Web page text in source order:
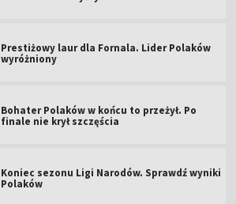
Prestiżowy laur dla Fornala. Lider Polaków
wyróżniony
Bohater Polaków w końcu to przeżył. Po
finale nie krył szczęścia
Koniec sezonu Ligi Narodów. Sprawdź wyniki
Polaków